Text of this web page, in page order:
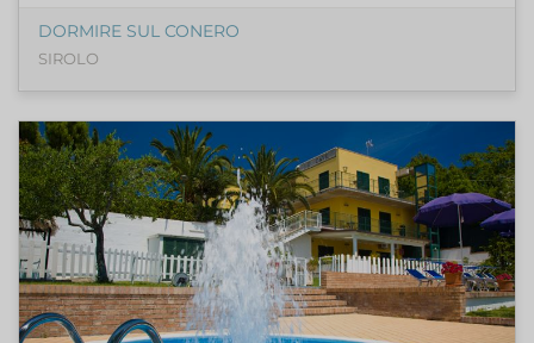
DORMIRE SUL CONERO
SIROLO